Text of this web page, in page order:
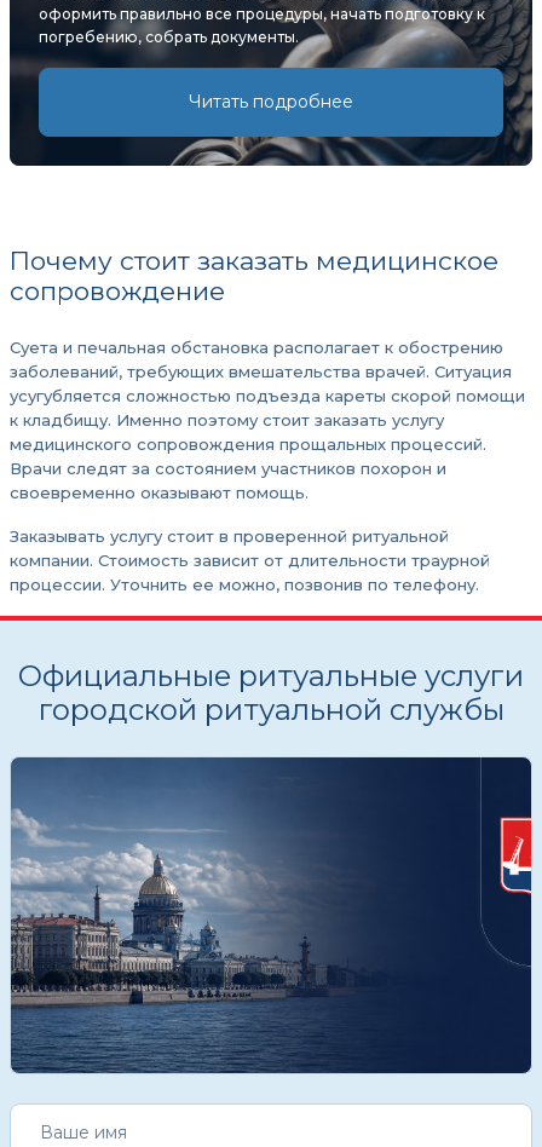
оформить правильно все процедуры, начать подготовку к
погребению, собрать документы.
Читать подробнее
Почему стоит заказать медицинское
сопровождение
Суета и печальная обстановка располагает к обострению
заболеваний, требующих вмешательства врачей. Ситуация
усугубляется сложностью подъезда кареты скорой помощи
к кладбищу. Именно поэтому стоит заказать услугу
медицинского сопровождения прощальных процессий.
Врачи следят за состоянием участников похорон и
своевременно оказывают помощь.
Заказывать услугу стоит в проверенной ритуальной
компании. Стоимость зависит от длительности траурной
процессии. Уточнить ее можно, позвонив по телефону.
Официальные ритуальные услуги
городской ритуальной службы